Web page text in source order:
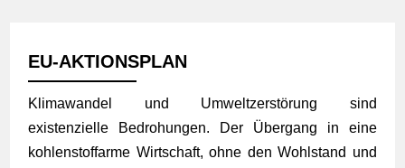
EU-AKTIONSPLAN
Klimawandel und Umweltzerstörung sind
existenzielle Bedrohungen. Der Übergang in eine
kohlenstoffarme Wirtschaft, ohne den Wohlstand und